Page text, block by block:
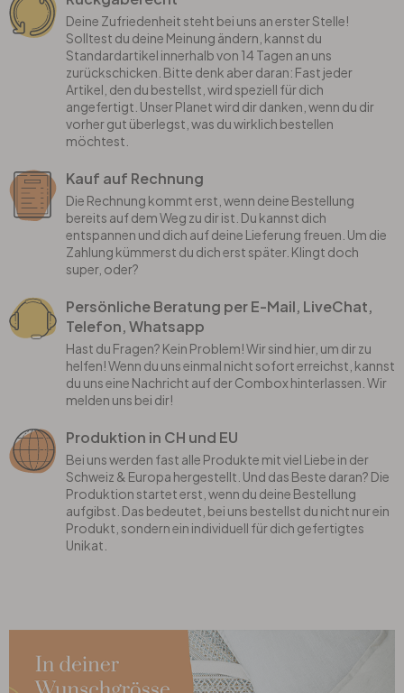
Deine Zufriedenheit steht bei uns an erster Stelle!
Solltest du deine Meinung ändern, kannst du
Standardartikel innerhalb von 14 Tagen an uns
zurückschicken. Bitte denk aber daran: Fast jeder
Artikel, den du bestellst, wird speziell für dich
angefertigt. Unser Planet wird dir danken, wenn du dir
vorher gut überlegst, was du wirklich bestellen
möchtest.
Kauf auf Rechnung
Die Rechnung kommt erst, wenn deine Bestellung
bereits auf dem Weg zu dir ist. Du kannst dich
entspannen und dich auf deine Lieferung freuen. Um die
Zahlung kümmerst du dich erst später. Klingt doch
super, oder?
Persönliche Beratung per E-Mail, LiveChat,
Telefon, Whatsapp
Hast du Fragen? Kein Problem! Wir sind hier, um dir zu
helfen! Wenn du uns einmal nicht sofort erreichst, kannst
du uns eine Nachricht auf der Combox hinterlassen. Wir
melden uns bei dir!
Produktion in CH und EU
Bei uns werden fast alle Produkte mit viel Liebe in der
Schweiz & Europa hergestellt. Und das Beste daran? Die
Produktion startet erst, wenn du deine Bestellung
aufgibst. Das bedeutet, bei uns bestellst du nicht nur ein
Produkt, sondern ein individuell für dich gefertigtes
Unikat.